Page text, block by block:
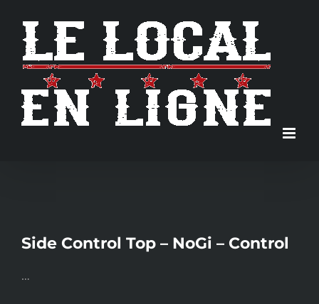
content
Side Control Top – NoGi – Control
…